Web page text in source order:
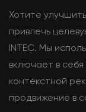
Хотите
привлечь
INTEC. Мы
включает в
контекстной
продвижение в